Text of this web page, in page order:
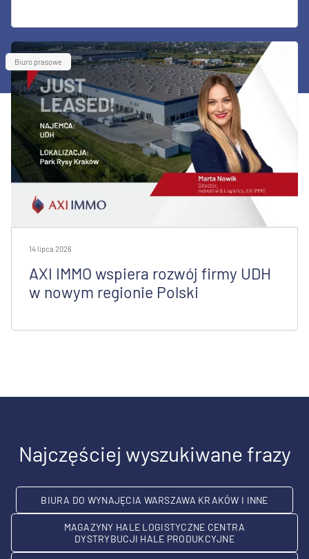
Biuro prasowe
14 lipca 2026
AXI IMMO wspiera rozwój firmy UDH
w nowym regionie Polski
Najczęściej wyszukiwane frazy
BIURA DO WYNAJĘCIA WARSZAWA KRAKÓW I INNE
MAGAZYNY HALE LOGISTYCZNE CENTRA
DYSTRYBUCJI HALE PRODUKCYJNE